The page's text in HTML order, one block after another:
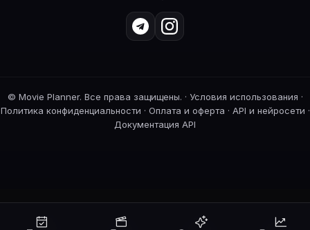
© Movie Planner. Все права защищены. · Условия использования ·
Политика конфиденциальности · Оплата и оферта · API и нейросети ·
Документация API